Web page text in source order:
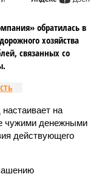
обратилась в
хозяйства
связанных со
на
чужими денежными
действующего